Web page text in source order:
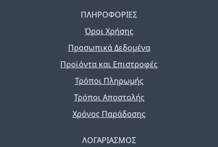
ΠΛΗΡΟΦΟΡΙΕΣ
Όροι Χρήσης
Προσωπικά Δεδομένα
Προϊόντα και Επιστροφές
Τρόποι Πληρωμής
Τρόποι Αποστολής
Χρόνος Παράδοσης
ΛΟΓΑΡΙΑΣΜΟΣ